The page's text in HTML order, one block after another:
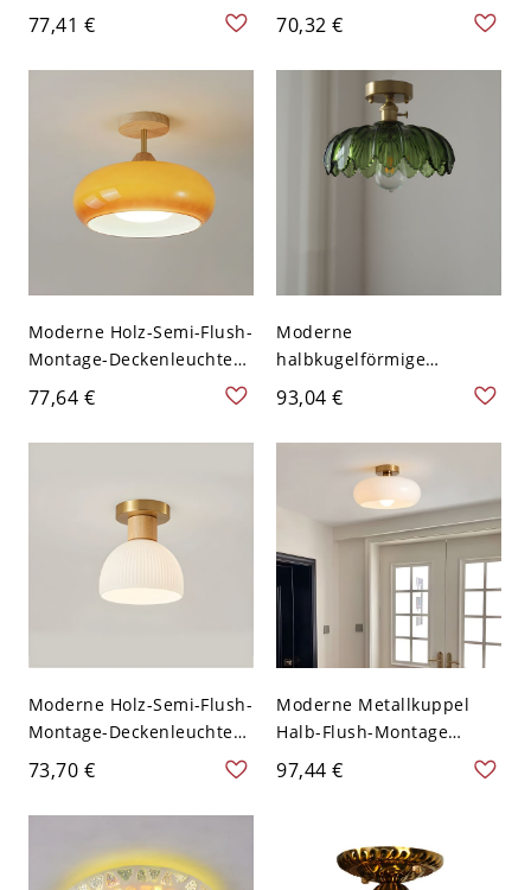
und geripptem
Glaskuppelstil und
Downlight - Walnuss
77,41 €
Klares Geripptes Glas 1
Glühbirne Korridor Halb-
Flush-Montage Leuchte
70,32 €
Moderne Holz-Semi-Flush-
Montage-Deckenleuchte
mit weißem Glasschirm -
Orange 110V-120V
77,64 €
Moderne
halbkugelförmige
Deckenleuchte für
Schlafzimmer - Grün
110V-120V
93,04 €
Moderne Holz-Semi-Flush-
Montage-Deckenleuchte
mit weißem Glasschirm -
Holz 110V-120V Rund
73,70 €
Moderne Metallkuppel
Halb-Flush-Montage
Deckenleuchte mit
Glasschirm - Cremefarben
97,44 €